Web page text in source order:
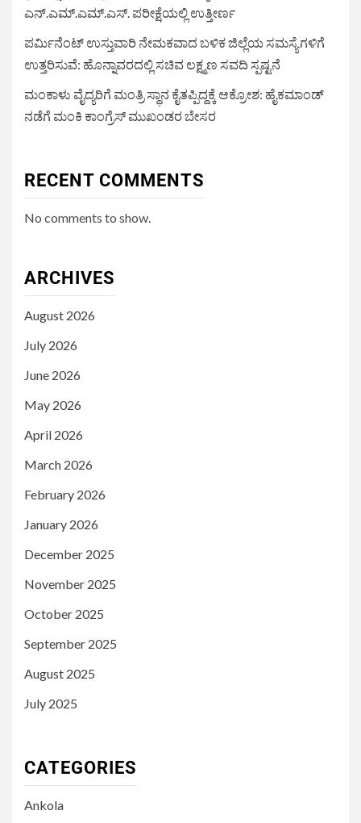
ಎನ್.ಎಮ್.ಎಮ್.ಎಸ್. ಪರೀಕ್ಷೆಯಲ್ಲಿ ಉತ್ತೀರ್ಣ
ಪರ್ಮಿನೆಂಟ್ ಉಸ್ತುವಾರಿ ನೇಮಕವಾದ ಬಳಿಕ ಜಿಲ್ಲೆಯ ಸಮಸ್ಯೆಗಳಿಗೆ
ಉತ್ತರಿಸುವೆ: ಹೊನ್ನಾವರದಲ್ಲಿ ಸಚಿವ ಲಕ್ಷ್ಮಣ ಸವದಿ ಸ್ಪಷ್ಟನೆ
ಮಂಕಾಳು ವೈದ್ಯರಿಗೆ ಮಂತ್ರಿ ಸ್ಥಾನ ಕೈತಪ್ಪಿದ್ದಕ್ಕೆ ಆಕ್ರೋಶ: ಹೈಕಮಾಂಡ್
ನಡೆಗೆ ಮಂಕಿ ಕಾಂಗ್ರೆಸ್ ಮುಖಂಡರ ಬೇಸರ
RECENT COMMENTS
No comments to show.
ARCHIVES
August 2026
July 2026
June 2026
May 2026
April 2026
March 2026
February 2026
January 2026
December 2025
November 2025
October 2025
September 2025
August 2025
July 2025
CATEGORIES
Ankola